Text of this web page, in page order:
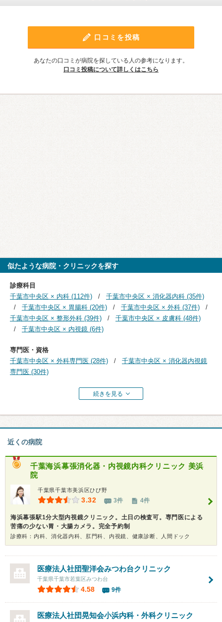
口コミを投稿
あなたの口コミが病院を探している人の参考になります。
口コミ投稿について詳しくはこちら
似たような病院・クリニックを探す
診療科目
千葉市中央区 × 内科 (112件)
千葉市中央区 × 消化器内科 (35件)
千葉市中央区 × 胃腸科 (20件)
千葉市中央区 × 外科 (37件)
千葉市中央区 × 整形外科 (39件)
千葉市中央区 × 皮膚科 (48件)
千葉市中央区 × 内視鏡 (6件)
専門医・資格
千葉市中央区 × 外科専門医 (28件)
千葉市中央区 × 消化器内視鏡
専門医 (30件)
続きを見る
近くの病院
千葉海浜幕張消化器・内視鏡内科クリニック 美浜
院
千葉県千葉市美浜区ひび野
3.32 3件 4件
海浜幕張駅1分大型内視鏡クリニック。土日の検査可。専門医による
苦痛の少ない胃・大腸カメラ。完全予約制
診療科：内科、消化器内科、肛門科、内視鏡、健康診断、人間ドック
医療法人社団聖洋会みつわ台クリニック
千葉県千葉市若葉区みつわ台
4.58 9件
医療法人社団晃知会小浜内科・外科クリニック